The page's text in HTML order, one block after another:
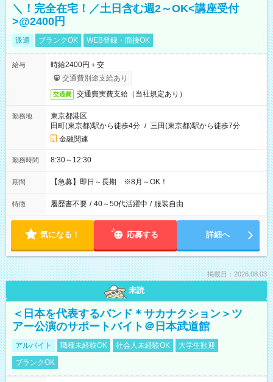
＼！完全在宅！／土日含む週2～OK<講座受付
>@2400円
派遣 ブランクOK WEB登録・面接OK
給与
時給2400円＋交
交通費別途支給あり
交通費 交通費実費支給（当社規定あり）
勤務地
東京都港区
田町(東京都)駅から徒歩4分 / 三田(東京都)駅から徒歩7分
金融関連
勤務時間 8:30～12:30
期間 【急募】即日～長期 ※8月～OK！
特徴 履歴書不要 / 40～50代活躍中 / 服装自由
気になる！ 応募する 詳細へ
掲載日：2026.08.03
未読
＜日本を代表するバンド＊サカナクション＞ツ
アー公演のサポートバイト＠日本武道館
アルバイト 職種未経験OK 社会人未経験OK
大学生歓迎
ブランクOK